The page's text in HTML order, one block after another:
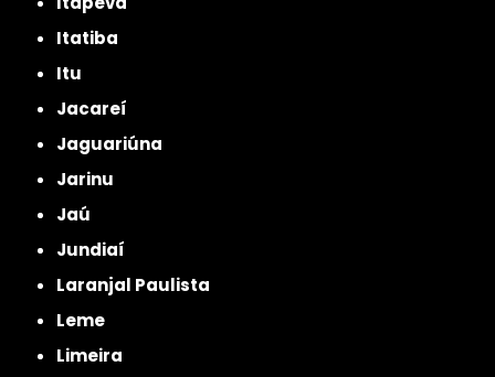
Itatiba
Itu
Jacareí
Jaguariúna
Jarinu
Jaú
Jundiaí
Laranjal Paulista
Leme
Limeira